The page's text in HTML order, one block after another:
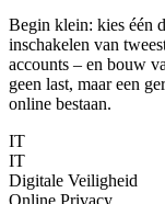
Begin klein: kies één
inschakelen van
accounts – en bouw
geen last, maar een
online bestaan.
IT
IT
Digitale Veiligheid
Online Privacy